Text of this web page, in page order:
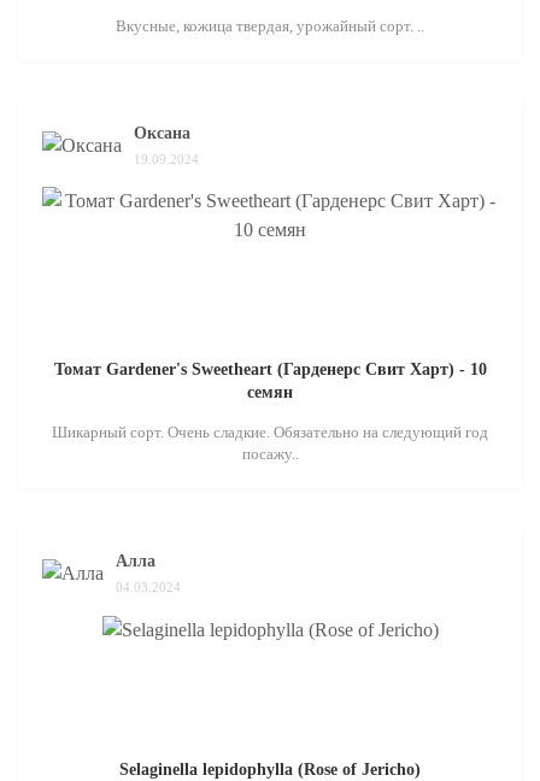
Вкусные, кожица твердая, урожайный сорт. ..
Оксана
19.09.2024
Томат Gardener's Sweetheart (Гарденерс Свит Харт) - 10
семян
Шикарный сорт. Очень сладкие. Обязательно на следующий год
посажу..
Алла
04.03.2024
Selaginella lepidophylla (Rose of Jericho)